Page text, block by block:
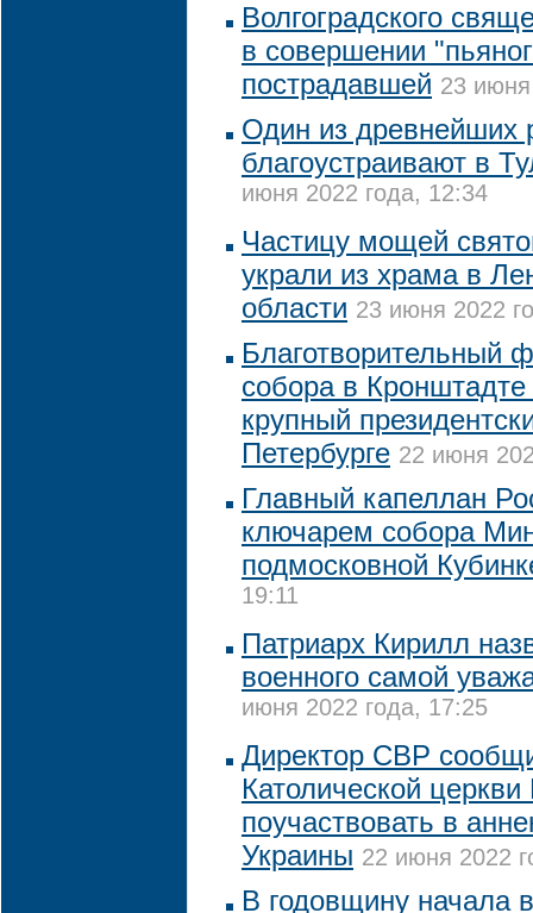
Волгоградского
в совершении
пострадавшей 23
Один из древнейших
благоустраивают в
июня 2022 года, 12:34
Частицу мощей
украли из храма в
области 23 июня 2022
Благотворительный
собора в
крупный
Петербурге 22 июня
Главный капеллан
ключарем собора
подмосковной
19:11
Патриарх Кирилл
военного самой
июня 2022 года, 17:25
Директор СВР
Католической
поучаствовать в
Украины 22 июня 2022
В годовщину начала